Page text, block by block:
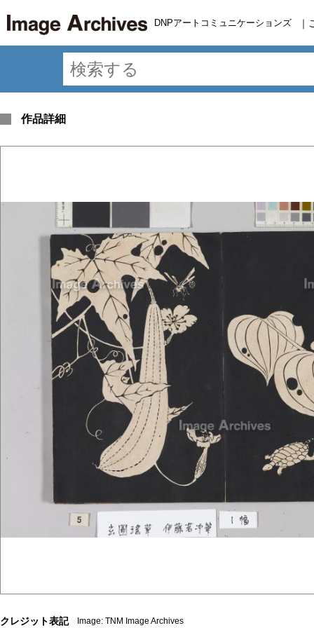
DNPアートコミュニケーションズ ｜
作品詳細
クレジット表記 Image: TNM Image Archives